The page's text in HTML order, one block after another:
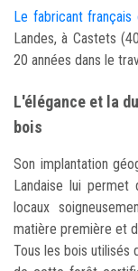
Le fabricant
Landes, à Castets
20 années dans le
L'élégance et la
bois
Son implantation
Landaise lui permet
locaux
matière première et
Tous les bois utilisés